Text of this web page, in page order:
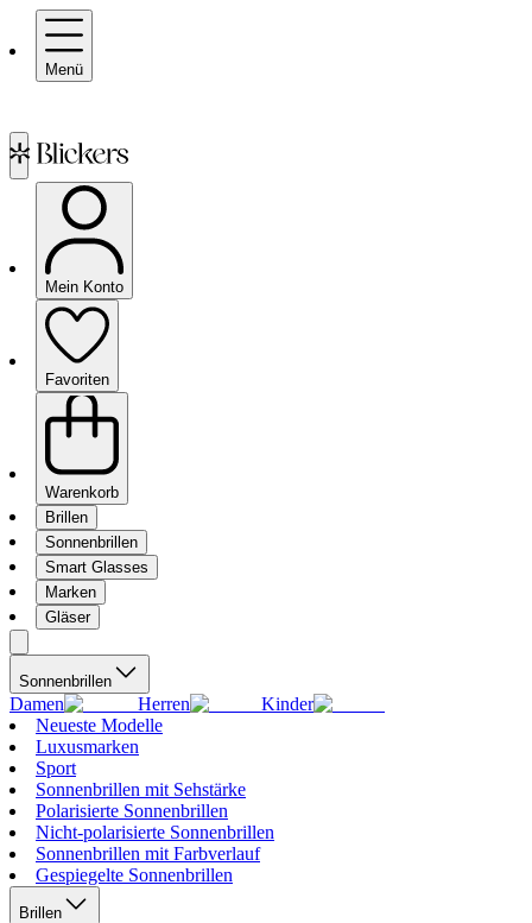
Menü
Mein Konto
Favoriten
Warenkorb
Brillen
Sonnenbrillen
Smart Glasses
Marken
Gläser
Sonnenbrillen
Damen Herren
Kinder
Neueste Modelle
Luxusmarken
Sport
Sonnenbrillen mit Sehstärke
Polarisierte Sonnenbrillen
Nicht-polarisierte Sonnenbrillen
Sonnenbrillen mit Farbverlauf
Gespiegelte Sonnenbrillen
Brillen